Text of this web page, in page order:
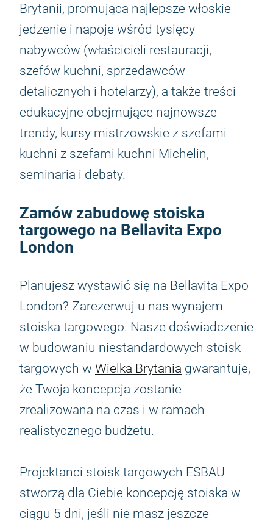
Brytanii, promująca najlepsze włoskie
jedzenie i napoje wśród tysięcy
nabywców (właścicieli restauracji,
szefów kuchni, sprzedawców
detalicznych i hotelarzy), a także treści
edukacyjne obejmujące najnowsze
trendy, kursy mistrzowskie z szefami
kuchni z szefami kuchni Michelin,
seminaria i debaty.
Zamów zabudowę stoiska
targowego na Bellavita Expo
London
Planujesz wystawić się na Bellavita Expo
London? Zarezerwuj u nas wynajem
stoiska targowego. Nasze doświadczenie
w budowaniu niestandardowych stoisk
targowych w Wielka Brytania gwarantuje,
że Twoja koncepcja zostanie
zrealizowana na czas i w ramach
realistycznego budżetu.
Projektanci stoisk targowych ESBAU
stworzą dla Ciebie koncepcję stoiska w
ciągu 5 dni, jeśli nie masz jeszcze